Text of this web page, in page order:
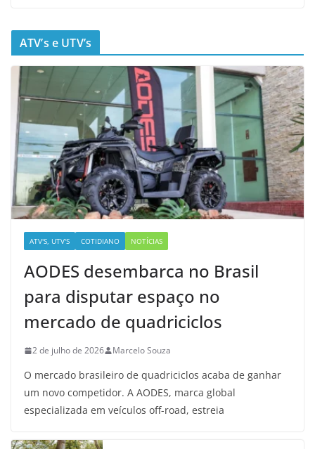
ATV’s e UTV’s
ATV'S, UTV'S COTIDIANO NOTÍCIAS
AODES desembarca no Brasil
para disputar espaço no
mercado de quadriciclos
2 de julho de 2026 Marcelo Souza
O mercado brasileiro de quadriciclos acaba de ganhar
um novo competidor. A AODES, marca global
especializada em veículos off-road, estreia